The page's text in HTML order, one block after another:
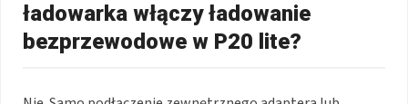
ładowarka włączy ładowanie
bezprzewodowe w P20 lite?